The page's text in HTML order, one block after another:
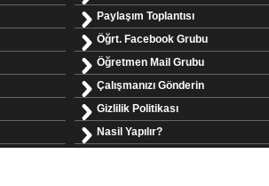
Paylaşım Toplantısı
Öğrt. Facebook Grubu
Öğretmen Mail Grubu
Çalışmanızı Gönderin
Gizlilik Politikası
Nasil Yapılır?